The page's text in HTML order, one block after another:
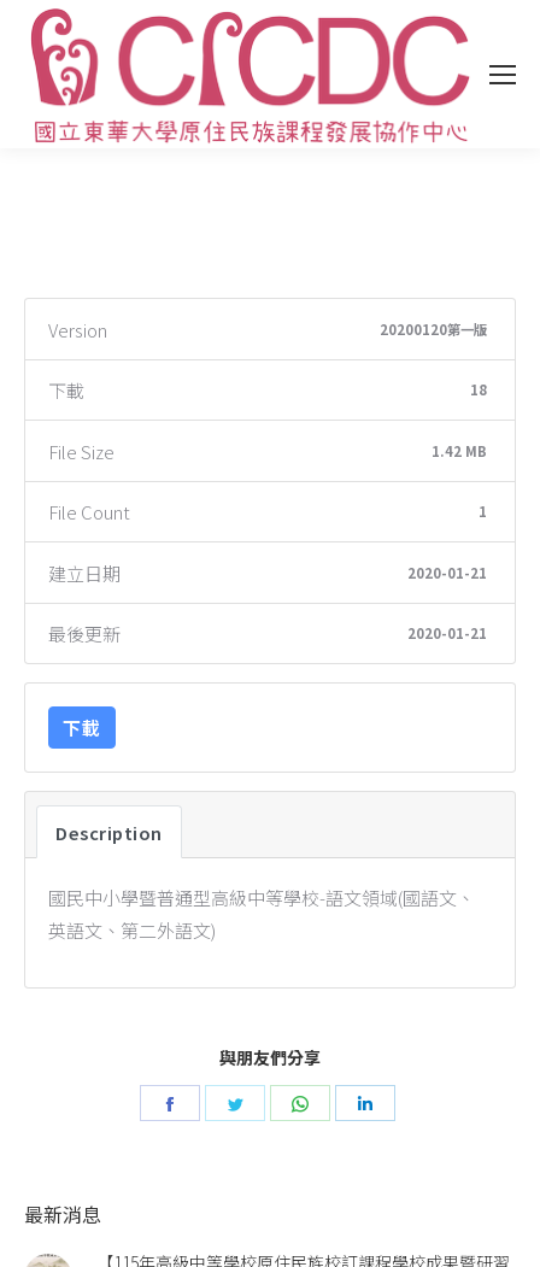
Version 20200120第一版
下載 18
File Size 1.42 MB
File Count 1
建立日期 2020-01-21
最後更新 2020-01-21
下載
Description
國民中小學暨普通型高級中等學校-語文領域(國語文、
英語文、第二外語文)
與朋友們分享
Share
Share
Share
最新消息
【115年高級中等學校原住民族校訂課程學校成果暨研習